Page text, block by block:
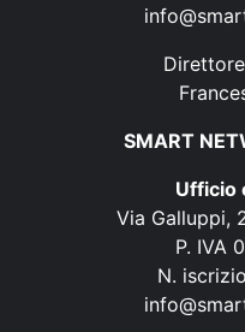
SMART
Ufficio
Via Galluppi,
P. IVA
N.